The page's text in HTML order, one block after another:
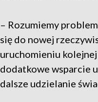
– Rozumiemy
się do nowej
uruchomieniu
dodatkowe wsparcie
dalsze udzielanie